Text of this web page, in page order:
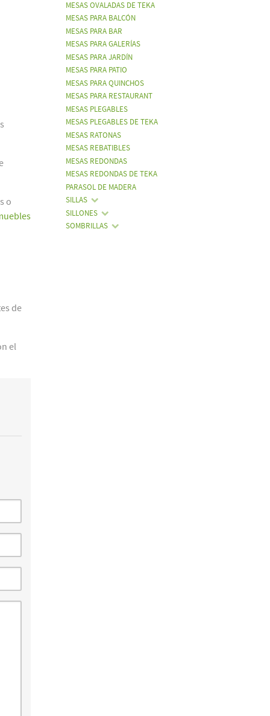
o
de
el
MESAS OVALADAS DE TEKA
MESAS PARA BALCÓN
MESAS PARA BAR
MESAS PARA GALERÍAS
MESAS PARA JARDÍN
MESAS PARA PATIO
MESAS PARA QUINCHOS
MESAS PARA RESTAURANT
MESAS PLEGABLES
MESAS PLEGABLES DE TEKA
MESAS RATONAS
MESAS REBATIBLES
MESAS REDONDAS
MESAS REDONDAS DE TEKA
PARASOL DE MADERA
SILLAS
SILLONES
SOMBRILLAS